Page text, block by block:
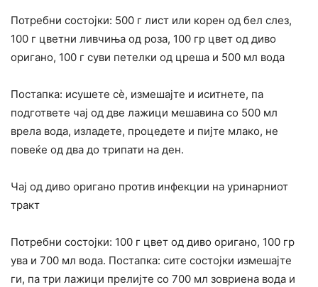
Потребни состојки: 500 г лист или корен од бел слез,
100 г цветни ливчиња од роза, 100 гр цвет од диво
оригано, 100 г суви петелки од цреша и 500 мл вода
Постапка: исушете сè, измешајте и иситнете, па
подгответе чај од две лажици мешавина со 500 мл
врела вода, изладете, процедете и пијте млако, не
повеќе од два до трипати на ден.
Чај од диво оригано против инфекции на уринарниот
тракт
Потребни состојки: 100 г цвет од диво оригано, 100 гр
ува и 700 мл вода. Постапка: сите состојки измешајте
ги, па три лажици прелијте со 700 мл зовриена вода и